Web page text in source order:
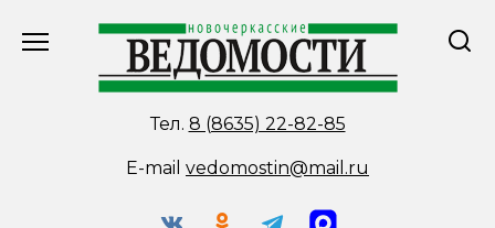
Тел. 8 (8635) 22-82-85
E-mail vedomostin@mail.ru